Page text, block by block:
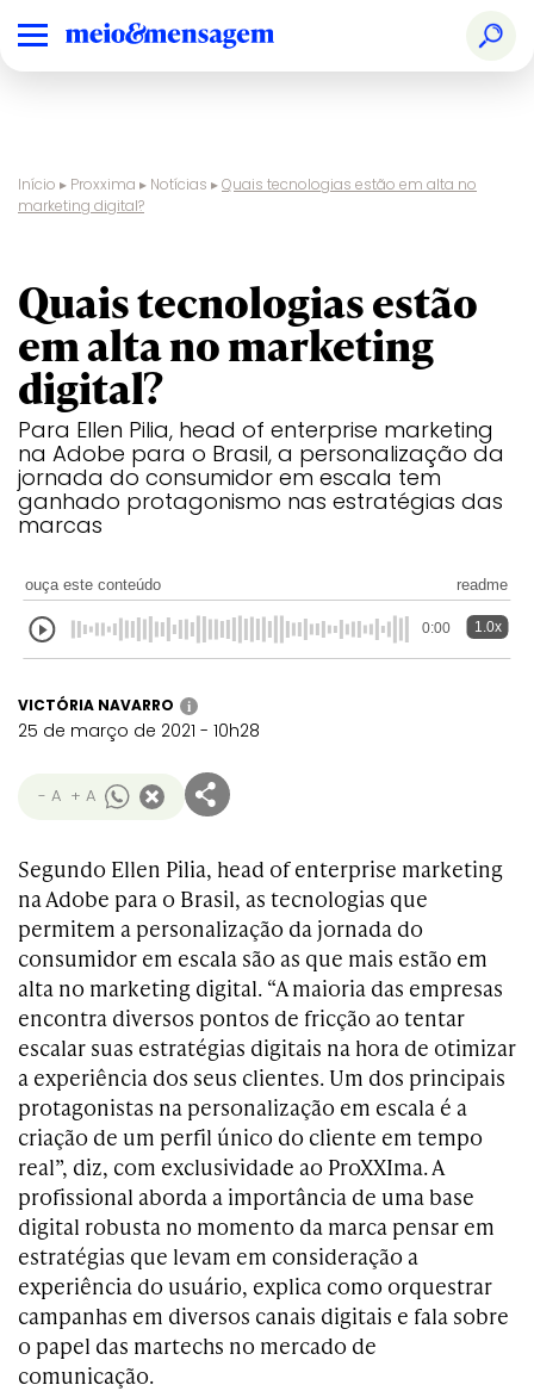
Início ▸ Proxxima ▸ Notícias ▸Quais tecnologias estão em alta no
marketing digital?
Quais tecnologias estão
em alta no marketing
digital?
Para Ellen Pilia, head of enterprise marketing
na Adobe para o Brasil, a personalização da
jornada do consumidor em escala tem
ganhado protagonismo nas estratégias das
marcas
ouça este conteúdo readme
0:00 1.0x
VICTÓRIA NAVARRO i
25 de março de 2021 - 10h28
- A + A
Segundo Ellen Pilia, head of enterprise marketing
na Adobe para o Brasil, as tecnologias que
permitem a personalização da jornada do
consumidor em escala são as que mais estão em
alta no marketing digital. “A maioria das empresas
encontra diversos pontos de fricção ao tentar
escalar suas estratégias digitais na hora de otimizar
a experiência dos seus clientes. Um dos principais
protagonistas na personalização em escala é a
criação de um perfil único do cliente em tempo
real”, diz, com exclusividade ao ProXXIma. A
profissional aborda a importância de uma base
digital robusta no momento da marca pensar em
estratégias que levam em consideração a
experiência do usuário, explica como orquestrar
campanhas em diversos canais digitais e fala sobre
o papel das martechs no mercado de
comunicação.